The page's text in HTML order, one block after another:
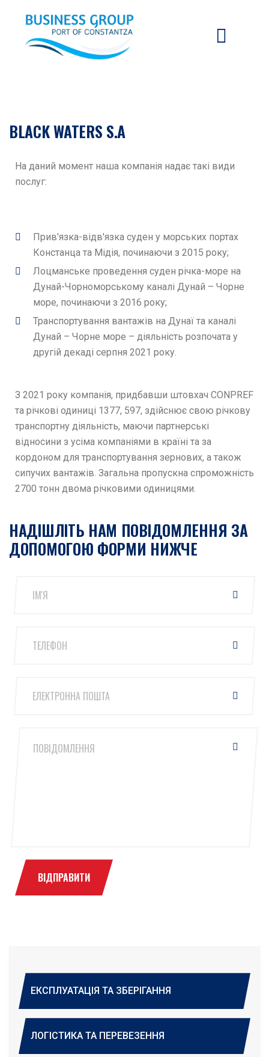
BLACK WATERS S.A
На даний момент наша компанія надає такі види
послуг:
Прив'язка-відв'язка суден у морських портах
Констанца та Мідія, починаючи з 2015 року;
Лоцманське проведення суден річка-море на
Дунай-Чорноморському каналі Дунай – Чорне
море, починаючи з 2016 року;
Транспортування вантажів на Дунаї та каналі
Дунай – Чорне море – діяльність розпочата у
другій декаді серпня 2021 року.
З 2021 року компанія, придбавши штовхач CONPREF
та річкові одиниці 1377, 597, здійснює свою річкову
транспортну діяльність, маючи партнерські
відносини з усіма компаніями в країні та за
кордоном для транспортування зернових, а також
сипучих вантажів. Загальна пропускна спроможність
2700 тонн двома річковими одиницями.
НАДІШЛІТЬ НАМ ПОВІДОМЛЕННЯ ЗА
ДОПОМОГОЮ ФОРМИ НИЖЧЕ
ВІДПРАВИТИ
ЕКСПЛУАТАЦІЯ ТА ЗБЕРІГАННЯ
ЛОГІСТИКА ТА ПЕРЕВЕЗЕННЯ